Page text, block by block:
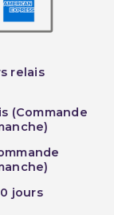
relais
(Commande
jours